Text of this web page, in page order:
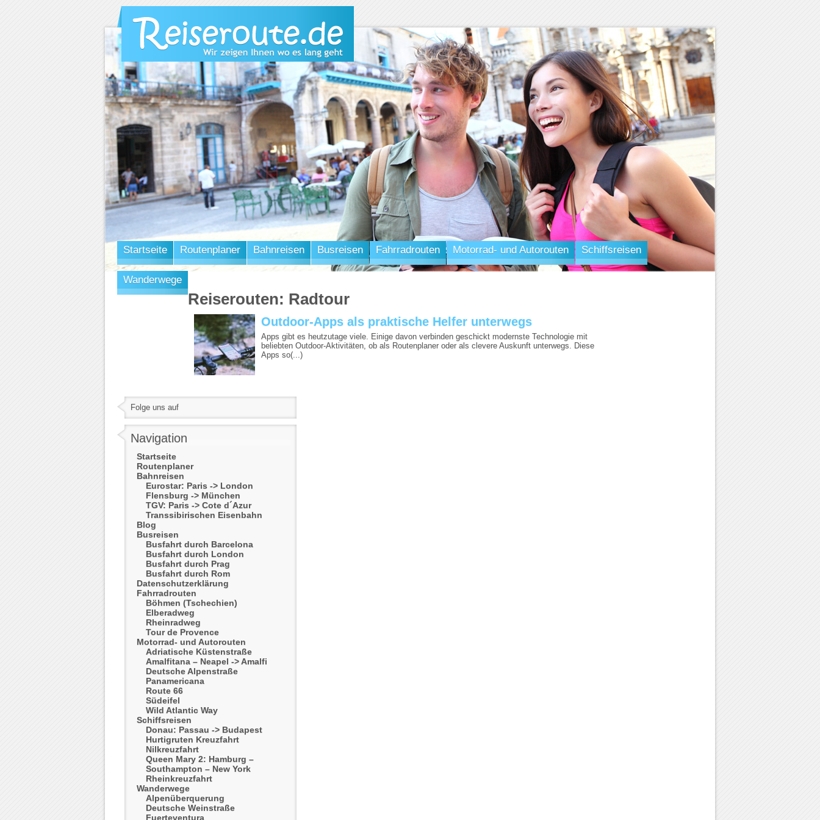
Startseite Routenplaner Bahnreisen Busreisen Fahrradrouten Motorrad- und Autorouten Schiffsreisen
Wanderwege
Reiserouten: Radtour
Outdoor-Apps als praktische Helfer unterwegs
Apps gibt es heutzutage viele. Einige davon verbinden geschickt modernste Technologie mit
beliebten Outdoor-Aktivitäten, ob als Routenplaner oder als clevere Auskunft unterwegs. Diese
Apps so(...)
Folge uns auf
Navigation
Startseite
Routenplaner
Bahnreisen
Eurostar: Paris -> London
Flensburg -> München
TGV: Paris -> Cote d´Azur
Transsibirischen Eisenbahn
Blog
Busreisen
Busfahrt durch Barcelona
Busfahrt durch London
Busfahrt durch Prag
Busfahrt durch Rom
Datenschutzerklärung
Fahrradrouten
Böhmen (Tschechien)
Elberadweg
Rheinradweg
Tour de Provence
Motorrad- und Autorouten
Adriatische Küstenstraße
Amalfitana – Neapel -> Amalfi
Deutsche Alpenstraße
Panamericana
Route 66
Südeifel
Wild Atlantic Way
Schiffsreisen
Donau: Passau -> Budapest
Hurtigruten Kreuzfahrt
Nilkreuzfahrt
Queen Mary 2: Hamburg –
Southampton – New York
Rheinkreuzfahrt
Wanderwege
Alpenüberquerung
Deutsche Weinstraße
Fuerteventura